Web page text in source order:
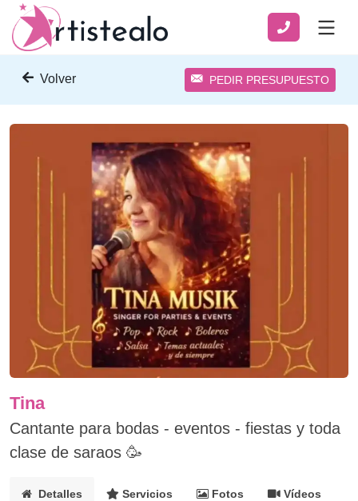
Volver PEDIR PRESUPUESTO
Tina
Cantante para bodas - eventos - fiestas y toda
clase de saraos 🥳
Detalles Servicios Fotos Vídeos